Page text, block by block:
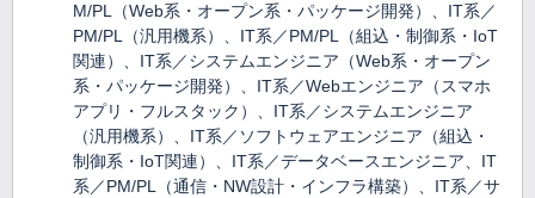
M/PL（Web系・オープン系・パッケージ開発）、IT系／
PM/PL（汎用機系）、IT系／PM/PL（組込・制御系・IoT
関連）、IT系／システムエンジニア（Web系・オープン
系・パッケージ開発）、IT系／Webエンジニア（スマホ
アプリ・フルスタック）、IT系／システムエンジニア
（汎用機系）、IT系／ソフトウェアエンジニア（組込・
制御系・IoT関連）、IT系／データベースエンジニア、IT
系／PM/PL（通信・NW設計・インフラ構築）、IT系／サ